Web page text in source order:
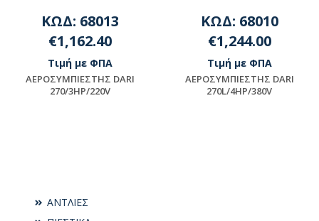
ΑΝΤΛΙΕΣ
ΚΩΔ: 68013
€1,162.40
Τιμή με ΦΠΑ
AEPOΣYMΠIEΣTHΣ DARI
270/3HP/220V
ΚΩΔ: 68010
€1,244.00
Τιμή με ΦΠΑ
AEPOΣYMΠIEΣTHΣ DARI
270L/4HP/380V